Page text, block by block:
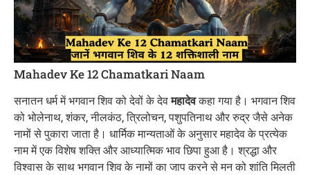
Mahadev Ke 12 Chamatkari Naam
सनातन धर्म में भगवान शिव को देवों के देवमहादेवकहा गया है। भगवान शिव
को भोलेनाथ, शंकर, नीलकंठ, त्रिलोचन, पशुपतिनाथ और रुद्र जैसे अनेक
नामों से पुकारा जाता है। धार्मिक मान्यताओं के अनुसार महादेव के प्रत्येक
नाम में एक विशेष शक्ति और आध्यात्मिक भाव छिपा हुआ है। श्रद्धा और
विश्वास के साथ भगवान शिव के नामों का जाप करने से मन को शांति मिलती